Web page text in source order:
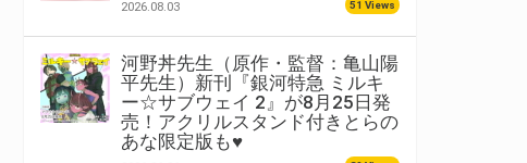
2026.08.03 51 Views
河野丼先生（原作・監督：亀山陽
平先生）新刊『銀河特急 ミルキ
ー☆サブウェイ 2』が8月25日発
売！アクリルスタンド付きとらの
あな限定版も♥